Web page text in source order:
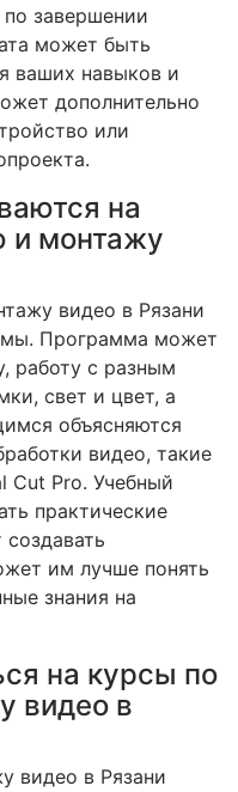
завершении
может быть
ваших навыков и
дополнительно
или
на
и монтажу
видео в Рязани
Программа может
работу с разным
свет и цвет, а
объясняются
видео, такие
Cut Pro. Учебный
практические
создавать
им лучше понять
знания на
на курсы по
видео в
видео в Рязани